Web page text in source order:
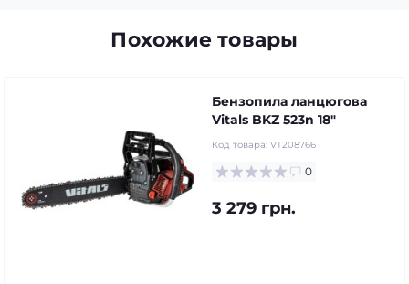
Похожие товары
Бензопила ланцюгова
Vitals BKZ 523n 18"
Код товара: VT208766
0
3 279 грн.